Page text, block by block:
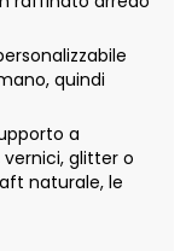
quindi
a
glitter o
naturale, le